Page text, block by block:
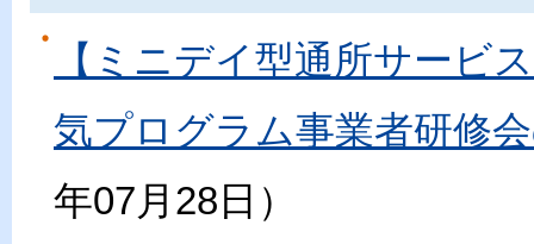
【ミニデイ型通所サー
気プログラム事業者研修
年07月28日